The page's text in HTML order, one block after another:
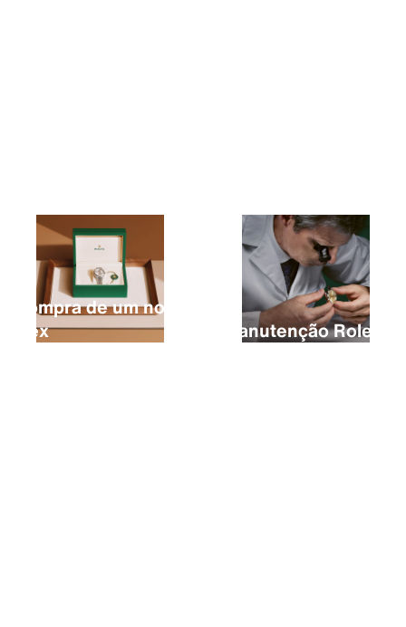
A compra de um novo
Rolex
A manutenção Rolex